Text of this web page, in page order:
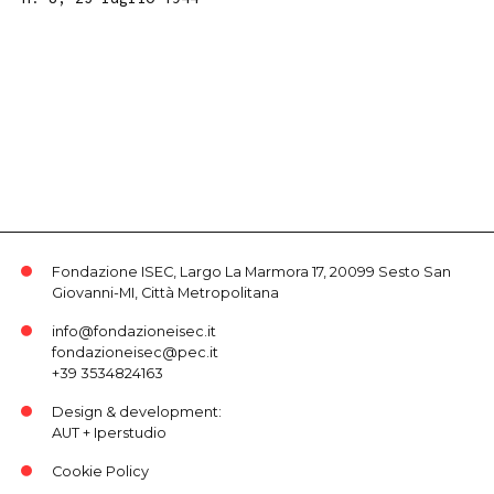
Fondazione ISEC, Largo La Marmora 17, 20099 Sesto San
Giovanni-MI, Città Metropolitana
info@fondazioneisec.it
fondazioneisec@pec.it
+39 3534824163
Design & development:
AUT+ Iperstudio
Cookie Policy